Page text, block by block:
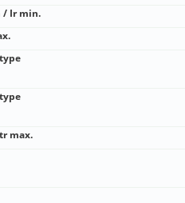
/ Ir min.
max.